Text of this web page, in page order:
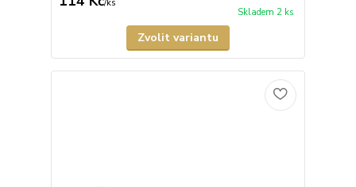
/ks
Skladem 2 ks
Zvolit variantu